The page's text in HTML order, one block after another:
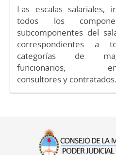
Las escalas salariales,
todos los
subcomponentes del
correspondientes a
categorías de
funcionarios,
consultores y